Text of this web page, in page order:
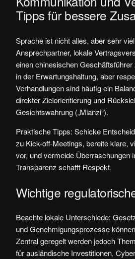
Tipps für bessere
Sprache ist nicht alles, aber sehr
Ansprechpartner, lokale
einen chinesischen
in der Erwartungshaltung, aber
Verhandlungen sind häufig ein
direkter Zielorientierung und
Gesichtswahrung („Mianzi“).
Praktische Tipps: Schicke
zu Kick-off-Meetings, bereite klare,
vor, und vermeide
Transparenz schafft Respekt.
Wichtige
Beachte lokale Unterschiede:
und Genehmigungsprozesse
Zentral geregelt werden jedoch
für ausländische Investitionen,